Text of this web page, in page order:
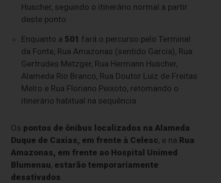
Huscher, seguindo o itinerário normal a partir
deste ponto.
Enquanto a 501 fará o percurso pelo Terminal
da Fonte, Rua Amazonas (sentido Garcia), Rua
Gertrudes Metzger, Rua Hermann Huscher,
Alameda Rio Branco, Rua Doutor Luiz de Freitas
Melro e Rua Floriano Peixoto, retomando o
itinerário habitual na sequência
Os pontos de ônibus localizados na Alameda
Duque de Caxias, em frente à Celesc, e na Rua
Amazonas, em frente ao Hospital Unimed
Blumenau, estarão temporariamente
desativados